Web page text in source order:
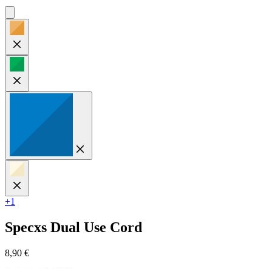
+1
Specxs Dual Use Cord
8,90 €